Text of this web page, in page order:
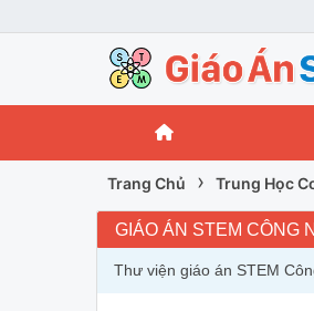
Trang Chủ › Trung Học
GIÁO ÁN STEM CÔNG
Thư viện giáo án STEM